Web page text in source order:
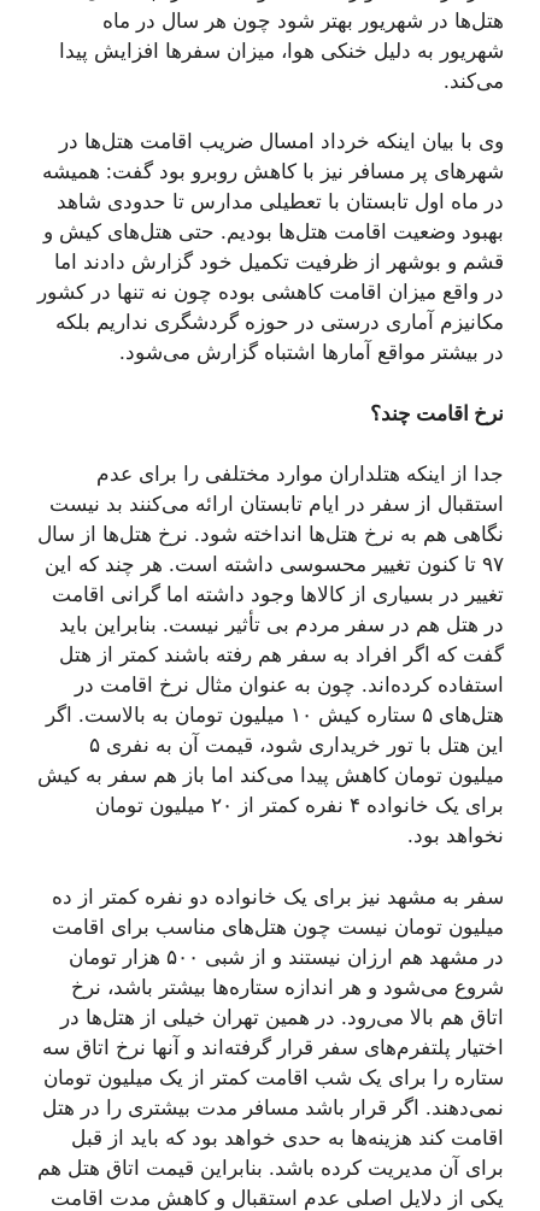
هتل‌ها در شهریور بهتر شود چون هر سال در ماه
شهریور به دلیل خنکی هوا، میزان سفرها افزایش پیدا
می‌کند.
وی با بیان اینکه خرداد امسال ضریب اقامت هتل‌ها در
شهرهای پر مسافر نیز با کاهش روبرو بود گفت: همیشه
در ماه اول تابستان با تعطیلی مدارس تا حدودی شاهد
بهبود وضعیت اقامت هتل‌ها بودیم. حتی هتل‌های کیش و
قشم و بوشهر از ظرفیت تکمیل خود گزارش دادند اما
در واقع میزان اقامت کاهشی بوده چون نه تنها در کشور
مکانیزم آماری درستی در حوزه گردشگری نداریم بلکه
در بیشتر مواقع آمارها اشتباه گزارش می‌شود.
نرخ اقامت چند؟
جدا از اینکه هتلداران موارد مختلفی را برای عدم
استقبال از سفر در ایام تابستان ارائه می‌کنند بد نیست
نگاهی هم به نرخ هتل‌ها انداخته شود. نرخ هتل‌ها از سال
۹۷ تا کنون تغییر محسوسی داشته است. هر چند که این
تغییر در بسیاری از کالاها وجود داشته اما گرانی اقامت
در هتل هم در سفر مردم بی تأثیر نیست. بنابراین باید
گفت که اگر افراد به سفر هم رفته باشند کمتر از هتل
استفاده کرده‌اند. چون به عنوان مثال نرخ اقامت در
هتل‌های ۵ ستاره کیش ۱۰ میلیون تومان به بالاست. اگر
این هتل با تور خریداری شود، قیمت آن به نفری ۵
میلیون تومان کاهش پیدا می‌کند اما باز هم سفر به کیش
برای یک خانواده ۴ نفره کمتر از ۲۰ میلیون تومان
نخواهد بود.
سفر به مشهد نیز برای یک خانواده دو نفره کمتر از ده
میلیون تومان نیست چون هتل‌های مناسب برای اقامت
در مشهد هم ارزان نیستند و از شبی ۵۰۰ هزار تومان
شروع می‌شود و هر اندازه ستاره‌ها بیشتر باشد، نرخ
اتاق هم بالا می‌رود. در همین تهران خیلی از هتل‌ها در
اختیار پلتفرم‌های سفر قرار گرفته‌اند و آنها نرخ اتاق سه
ستاره را برای یک شب اقامت کمتر از یک میلیون تومان
نمی‌دهند. اگر قرار باشد مسافر مدت بیشتری را در هتل
اقامت کند هزینه‌ها به حدی خواهد بود که باید از قبل
برای آن مدیریت کرده باشد. بنابراین قیمت اتاق هتل هم
یکی از دلایل اصلی عدم استقبال و کاهش مدت اقامت